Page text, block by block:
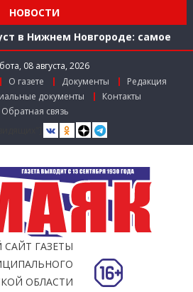
НОВОСТИ
итоги совместной работы
в Нижнем Новгороде: самое
искусством!
по федеральной льготе
грантовом конкурсе
агропромышленного
городской среды на
итоги совместной работы
08 августа, 2026
О газете Документы
Редакция
документы
Контакты
Обратная связь
ГАЗЕТЫ
ОБЛАСТИ